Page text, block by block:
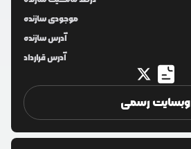
موجودی سازنده
آدرس سازنده
آدرس قرارداد
وبسایت رسمی